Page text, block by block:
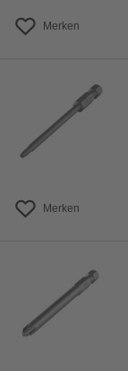
Merken
Merken